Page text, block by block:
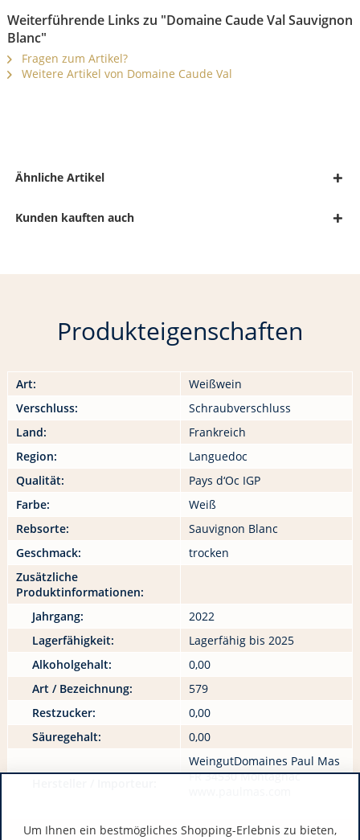
Weiterführende Links zu "Domaine Caude Val Sauvignon
Blanc"
Fragen zum Artikel?
Weitere Artikel von Domaine Caude Val
Ähnliche Artikel
Kunden kauften auch
Produkteigenschaften
Art:
Weißwein
Verschluss:
Schraubverschluss
Land:
Frankreich
Region:
Languedoc
Qualität:
Pays d‘Oc IGP
Farbe:
Weiß
Rebsorte:
Sauvignon Blanc
Geschmack:
trocken
Zusätzliche
Produktinformationen:
Jahrgang:
2022
Lagerfähigkeit:
Lagerfähig bis 2025
Alkoholgehalt:
0,00
Art / Bezeichnung:
579
Restzucker:
0,00
Säuregehalt:
0,00
WeingutDomaines Paul Mas
FR 34530 Montagnac
Um Ihnen ein bestmögliches Shopping-Erlebnis zu bieten,